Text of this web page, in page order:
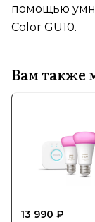
помощью
Color GU10.
Вам также
13 990 ₽